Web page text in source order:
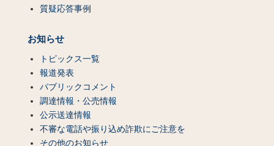
質疑応答事例
お知らせ
トピックス一覧
報道発表
パブリックコメント
調達情報・公売情報
公示送達情報
不審な電話や振り込め詐欺にご注意を
その他のお知らせ